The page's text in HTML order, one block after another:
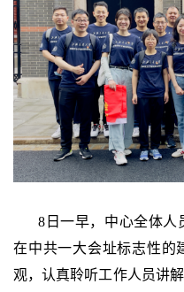
8日一早，中心全体人
在中共一大会址标志性的
观，认真聆听工作人员讲